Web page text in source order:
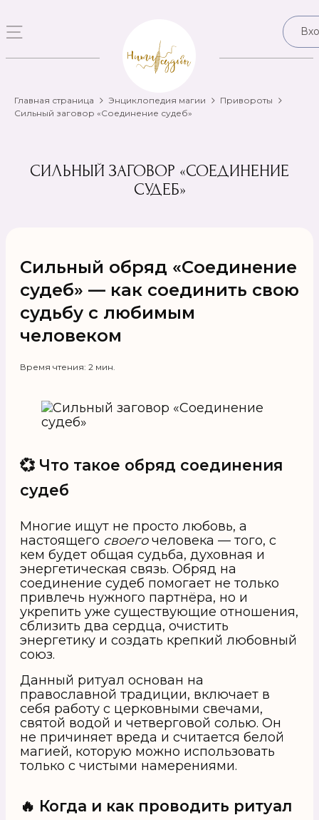
Главная страница Энциклопедия магии
Привороты
Сильный заговор «Соединение судеб»
СИЛЬНЫЙ ЗАГОВОР «СОЕДИНЕНИЕ
СУДЕБ»
Сильный обряд «Соединение
судеб» — как соединить свою
судьбу с любимым
человеком
Время чтения: 2 мин.
💞 Что такое обряд соединения
судеб
Многие ищут не просто любовь, а
настоящего своегочеловека — того, с
кем будет общая судьба, духовная и
энергетическая связь. Обряд на
соединение судеб помогает не только
привлечь нужного партнёра, но и
укрепить уже существующие отношения,
сблизить два сердца, очистить
энергетику и создать крепкий любовный
союз.
Данный ритуал основан на
православной традиции, включает в
себя работу с церковными свечами,
святой водой и четверговой солью. Он
не причиняет вреда и считается белой
магией, которую можно использовать
только с чистыми намерениями.
🔥 Когда и как проводить ритуал